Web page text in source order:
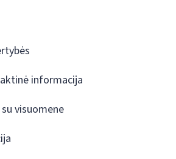
informacija
visuomene